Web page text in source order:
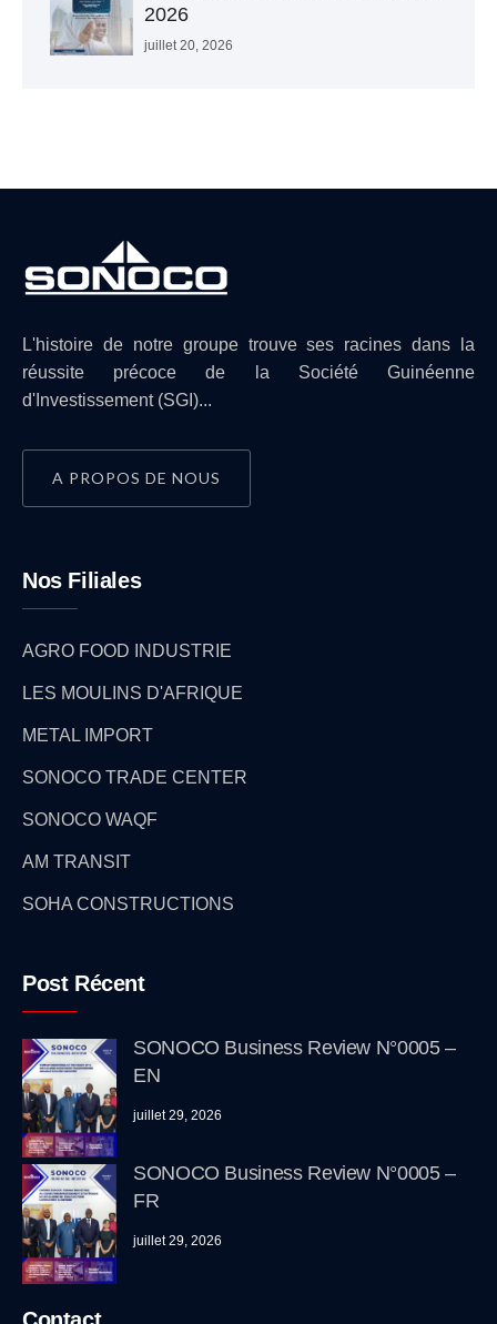
2026
juillet 20, 2026
L'histoire de notre groupe trouve ses racines dans la
réussite précoce de la Société Guinéenne
d'Investissement (SGI)...
A PROPOS DE NOUS
Nos Filiales
AGRO FOOD INDUSTRIE
LES MOULINS D'AFRIQUE
METAL IMPORT
SONOCO TRADE CENTER
SONOCO WAQF
AM TRANSIT
SOHA CONSTRUCTIONS
Post Récent
SONOCO Business Review N°0005 –
EN
juillet 29, 2026
SONOCO Business Review N°0005 –
FR
juillet 29, 2026